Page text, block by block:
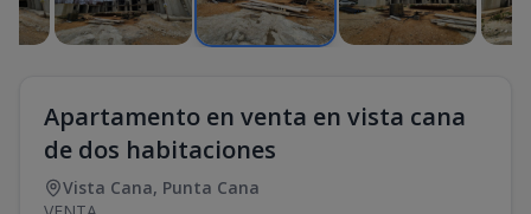
Apartamento en venta en vista cana
de dos habitaciones
Vista Cana, Punta Cana